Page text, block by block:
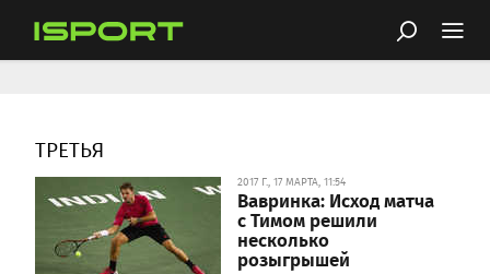
ТРЕТЬЯ
2017 Г., 17 МАРТА, 11:54
Вавринка: Исход матча
с Тимом решили
несколько
розыгрышей